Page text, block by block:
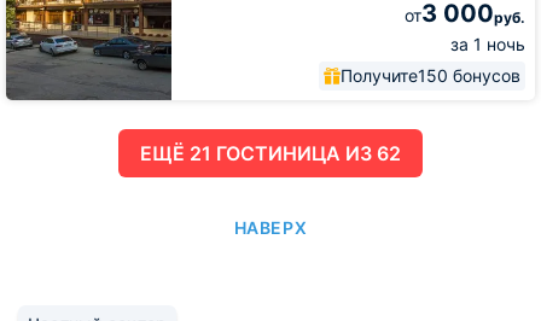
от3 000руб.
за 1 ночь
Получите150 бонусов
ЕЩË 21 ГОСТИНИЦА ИЗ 62
НАВЕРХ